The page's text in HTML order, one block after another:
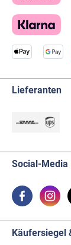
Lieferanten
Social-Media
Käufersiegel